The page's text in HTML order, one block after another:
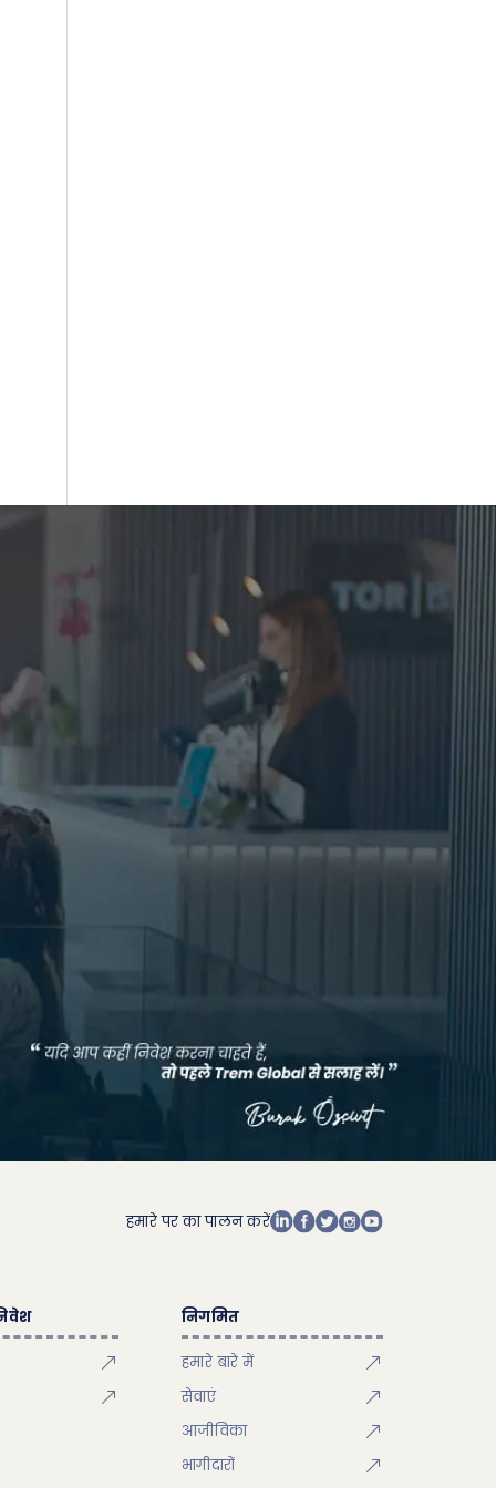
हमारे पर का पालन करें
निगमित
हमारे बारे में
सेवाएं
आजीविका
भागीदारों